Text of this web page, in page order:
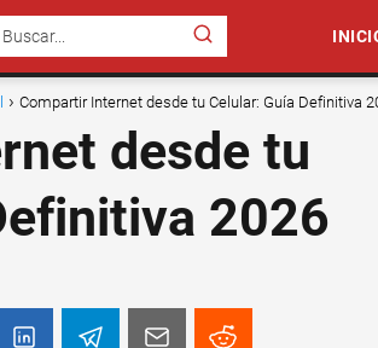
Compartir Internet desde tu Celular: Guía Definitiva
desde tu
2026